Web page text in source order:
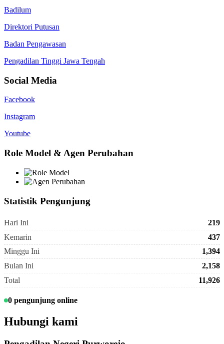
Badilum
Direktori Putusan
Badan Pengawasan
Pengadilan Tinggi Jawa Tengah
Social Media
Facebook
Instagram
Youtube
Role Model & Agen Perubahan
Statistik Pengunjung
Hari Ini
219
Kemarin
437
Minggu Ini
1,394
Bulan Ini
2,158
Total
11,926
0 pengunjung online
Hubungi kami